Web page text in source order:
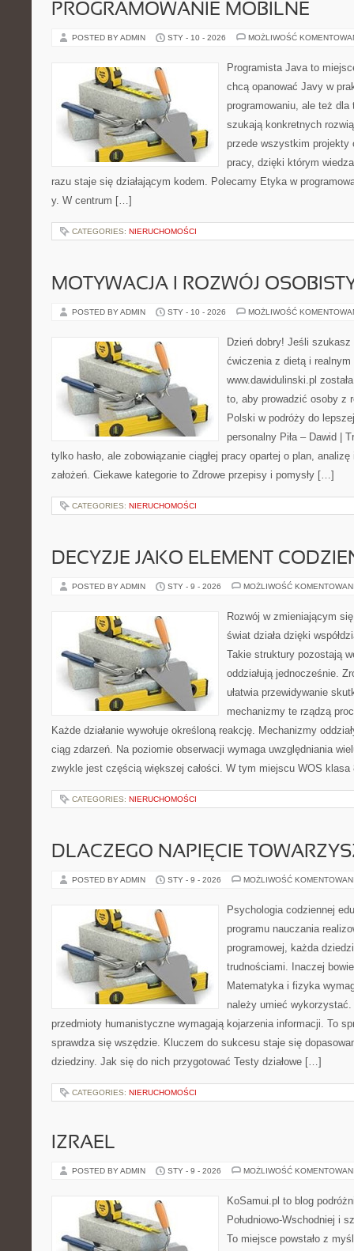
PROGRAMOWANIE MOBILNE
POSTED BY ADMIN STY - 10 - 2026 MOŻLIWOŚĆ
Programista Java to
chcą opanować Javy w
programowaniu, ale też
szukają konkretnych
przede wszystkim projekty
pracy, dzięki którym
razu staje się działającym kodem. Polecamy Etyka w
y. W centrum […]
CATEGORIES: NIERUCHOMOŚCI
MOTYWACJA I ROZWÓJ
POSTED BY ADMIN STY - 10 - 2026 MOŻLIWOŚĆ
Dzień dobry! Jeśli
ćwiczenia z dietą i
www.dawidulinski.pl
to, aby prowadzić osoby z
Polski w podróży do
personalny Piła – Dawid |
tylko hasło, ale zobowiązanie ciągłej pracy opartej o plan,
założeń. Ciekawe kategorie to Zdrowe przepisy i pomysły […]
CATEGORIES: NIERUCHOMOŚCI
DECYZJE JAKO ELEMENT
POSTED BY ADMIN STY - 9 - 2026 MOŻLIWOŚĆ
Rozwój w zmieniającym
świat działa dzięki
Takie struktury pozostają
oddziałują jednocześnie.
ułatwia przewidywanie
mechanizmy te rządzą
Każde działanie wywołuje określoną reakcję. Mechanizmy
ciąg zdarzeń. Na poziomie obserwacji wymaga uwzględniania
zwykle jest częścią większej całości. W tym miejscu WOS
CATEGORIES: NIERUCHOMOŚCI
DLACZEGO NAPIĘCIE
POSTED BY ADMIN STY - 9 - 2026 MOŻLIWOŚĆ
Psychologia codziennej
programu nauczania
programowej, każda
trudnościami. Inaczej
Matematyka i fizyka
należy umieć
przedmioty humanistyczne wymagają kojarzenia informacji. To
sprawdza się wszędzie. Kluczem do sukcesu staje się
dziedziny. Jak się do nich przygotować Testy działowe […]
CATEGORIES: NIERUCHOMOŚCI
IZRAEL
POSTED BY ADMIN STY - 9 - 2026 MOŻLIWOŚĆ
KoSamui.pl to blog
Południowo-Wschodniej i
To miejsce powstało z